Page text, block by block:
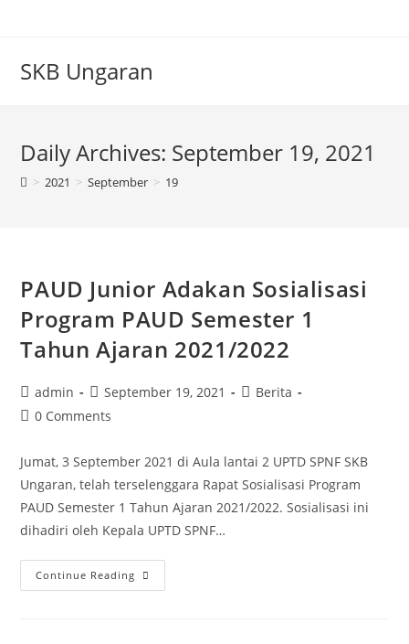
SKB Ungaran
Daily Archives: September 19, 2021
> 2021 > September > 19
PAUD Junior Adakan Sosialisasi
Program PAUD Semester 1
Tahun Ajaran 2021/2022
Post
author:
admin
Post
published:
September 19, 2021
PostBerita
Post0 Comments
Jumat, 3 September 2021 di Aula lantai 2 UPTD SPNF SKB
Ungaran, telah terselenggara Rapat Sosialisasi Program
PAUD Semester 1 Tahun Ajaran 2021/2022. Sosialisasi ini
dihadiri oleh Kepala UPTD SPNF…
Continue Reading
Junior